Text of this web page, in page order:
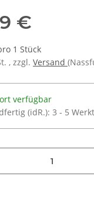
€
1 Stück
, zzgl. Versand
verfügbar
(idR.): 3 - 5